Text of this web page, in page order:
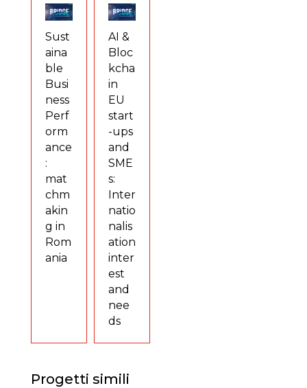
Sust
aina
ble
Busi
ness
Perf
orm
ance
:
mat
chm
akin
g in
Rom
ania
AI &
Bloc
kcha
in
EU
start
-ups
and
SME
s:
Inter
natio
nalis
ation
inter
est
and
nee
ds
Progetti simili